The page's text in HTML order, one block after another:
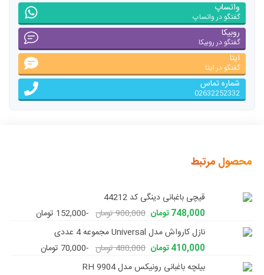
واتساپ
گفتگو در واتساپ
روبیکا
گفتگو در روبیکا
ایتا
گفتگو در ایتا
شماره تماس
02632252332
محصول مرتبط
قیچی باغبانی دینگی کد 44212
748,000 تومان
900,000 تومان
-152,000 تومان
نازل کارواش مدل Universal مجموعه 4 عددی
410,000 تومان
480,000 تومان
-70,000 تومان
بیلچه باغبانی رونیکس مدل RH 9904